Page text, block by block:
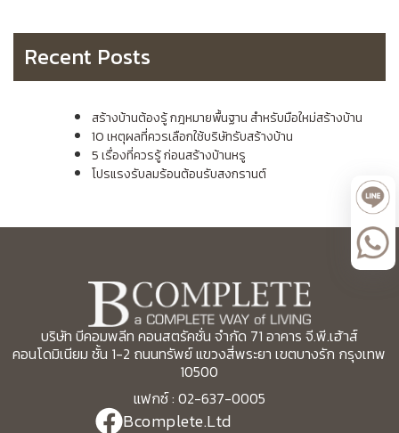
Recent Posts
สร้างบ้านต้องรู้ กฎหมายพื้นฐาน สำหรับมือใหม่สร้างบ้าน
10 เหตุผลที่ควรเลือกใช้บริษัทรับสร้างบ้าน
5 เรื่องที่ควรรู้ ก่อนสร้างบ้านหรู
โปรแรงรับลมร้อนต้อนรับสงกรานต์
บริษัท บีคอมพลีท คอนสตรัคชั่น จำกัด 71 อาคาร จี.พี.เฮ้าส์
คอนโดมิเนียม ชั้น 1-2 ถนนทรัพย์ แขวงสี่พระยา เขตบางรัก กรุงเทพ
10500
แฟกซ์ : 02-637-0005
Bcomplete.Ltd